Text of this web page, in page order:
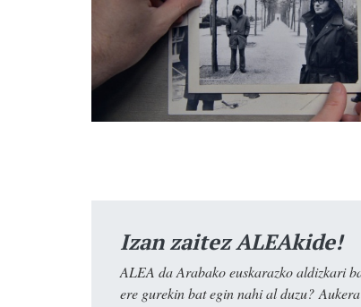
Izan zaitez ALEAkide!
ALEA da Arabako euskarazko aldizkari
ere gurekin bat egin nahi al duzu?